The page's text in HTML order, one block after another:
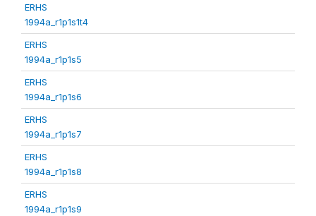
ERHS
1994a_r1p1s1t4
ERHS
1994a_r1p1s5
ERHS
1994a_r1p1s6
ERHS
1994a_r1p1s7
ERHS
1994a_r1p1s8
ERHS
1994a_r1p1s9